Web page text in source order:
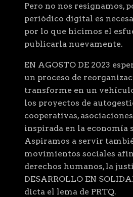
Pero no nos resignamos,
periódico digital es
por lo que hicimos el
publicarla nuevamente.
EN AGOSTO DE 2023
un proceso de
transforme en un
los proyectos de
cooperativas,
inspirada en la economía
Aspiramos a servir
movimientos sociales
derechos humanos, la
DESARROLLO EN
dicta el lema de PRTQ.